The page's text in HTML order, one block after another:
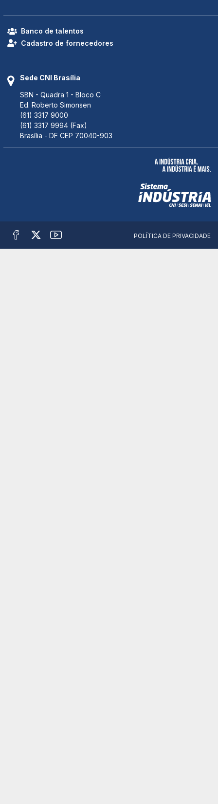
Banco de talentos
Cadastro de fornecedores
Sede CNI Brasília
SBN - Quadra 1 - Bloco C
Ed. Roberto Simonsen
(61) 3317 9000
(61) 3317 9994 (Fax)
Brasília - DF CEP 70040-903
POLÍTICA DE PRIVACIDADE